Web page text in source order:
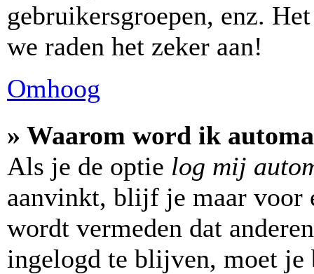
gebruikersgroepen, enz.
we raden het zeker aan!
Omhoog
» Waarom word ik
Als je de optie log mij
aanvinkt, blijf je maar voor
wordt vermeden dat
ingelogd te blijven, moet